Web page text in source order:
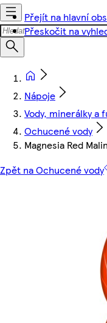
Přejít na hlavní
Přeskočit na
Nápoje
Vody, minerálky a
Ochucené vody
Magnesia Red
Zpět na Ochucené vody